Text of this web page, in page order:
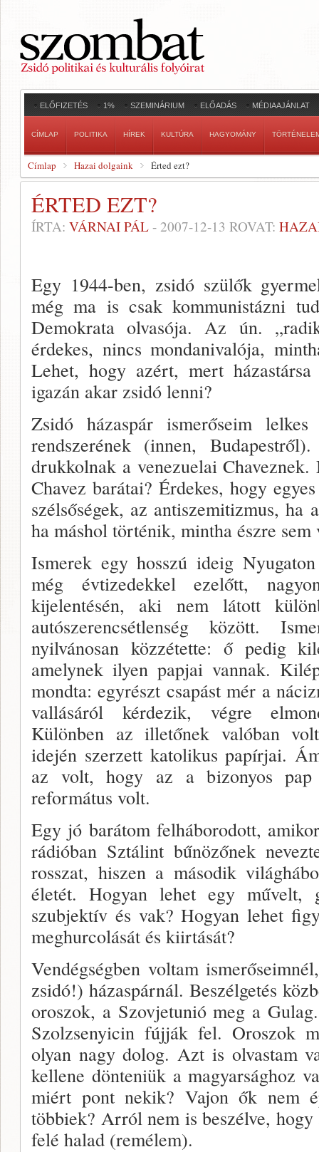
ELŐFIZETÉS 1% SZEMINÁRIUM ELŐADÁS MÉDIAAJÁNLAT
CÍMLAP POLITIKA HÍREK KULTÚRA HAGYOMÁNY
Címlap Hazai dolgaink Érted ezt?
ÉRTED EZT?
ÍRTA: VÁRNAI PÁL - 2007-12-13 ROVAT:
Egy 1944-ben, zsidó szülők
még ma is csak kommunistázni
Demokrata olvasója. Az ún.
érdekes, nincs mondanivalója,
Lehet, hogy azért, mert
igazán akar zsidó lenni?
Zsidó házaspár ismerőseim
rendszerének (innen,
drukkolnak a venezuelai
Chavez barátai? Érdekes, hogy
szélsőségek, az antiszemitizmus, ha
ha máshol történik, mintha észre sem
Ismerek egy hosszú ideig
még évtizedekkel ezelőtt,
kijelentésén, aki nem látott
autószerencsétlenség között.
nyilvánosan közzétette: ő pedig
amelynek ilyen papjai vannak.
mondta: egyrészt csapást mér a
vallásáról kérdezik, végre
Különben az illetőnek valóban
idején szerzett katolikus papírjai.
az volt, hogy az a bizonyos
református volt.
Egy jó barátom felháborodott,
rádióban Sztálint bűnözőnek
rosszat, hiszen a második
életét. Hogyan lehet egy művelt,
szubjektív és vak? Hogyan lehet
meghurcolását és kiirtását?
Vendégségben voltam
zsidó!) házaspárnál. Beszélgetés
oroszok, a Szovjetunió meg a
Szolzsenyicin fújják fel. Oroszok
olyan nagy dolog. Azt is olvastam
kellene dönteniük a magyarsághoz
miért pont nekik? Vajon ők nem
többiek? Arról nem is beszélve,
felé halad (remélem).